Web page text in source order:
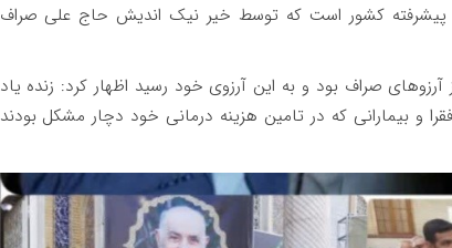
و پیشرفته کشور است که توسط خیر نیک اندیش حاج علی صراف
صراف بود و به این آرزوی خود رسید اظهار کرد: زنده یاد
و بیمارانی که در تامین هزینه درمانی خود دچار مشکل بودند